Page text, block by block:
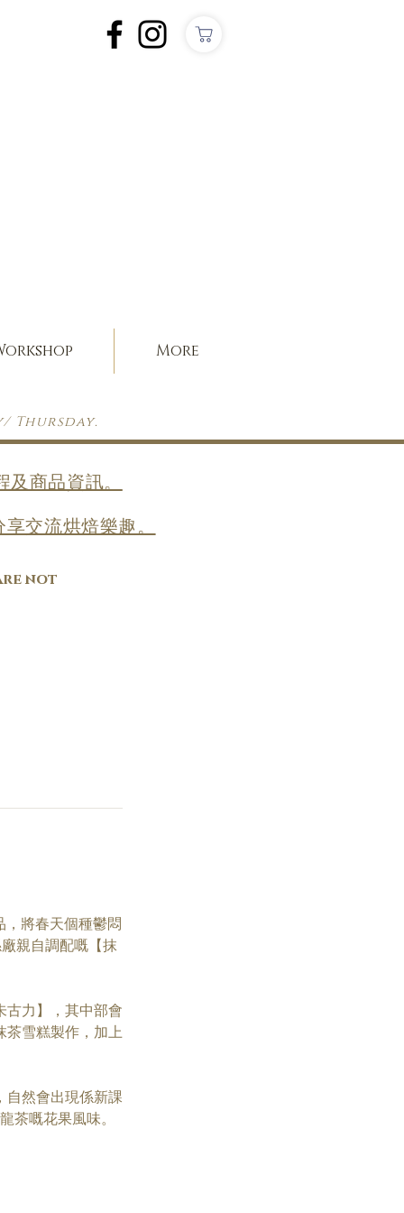
More
Thursday.
商品資訊。
流烘焙樂趣。
not
，將春天個種鬱悶
親自調配嘅【抹
古力】，其中部會
茶雪糕製作，加上
自然會出現係新課
茶嘅花果風味。